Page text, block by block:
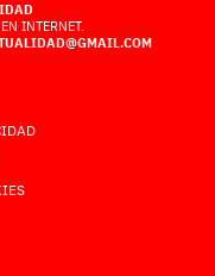
INTERNET.